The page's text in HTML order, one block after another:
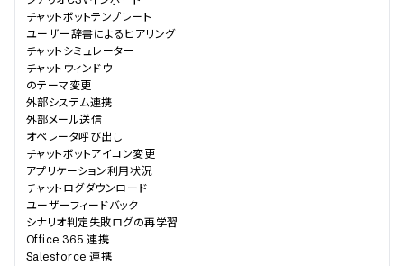
チャットボットテンプレート
ユーザー辞書によるヒアリング
チャットシミュレーター
チャットウィンドウ
のテーマ変更
外部システム連携
外部メール送信
オペレータ呼び出し
チャットボットアイコン変更
アプリケーション利用状況
チャットログダウンロード
ユーザーフィードバック
シナリオ判定失敗ログの再学習
Office 365 連携
Salesforce 連携